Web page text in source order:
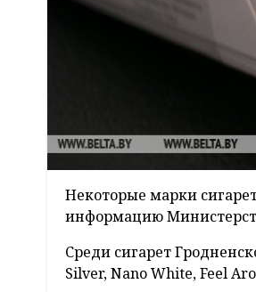
Некоторые марки
информацию
Среди сигарет
Silver, Nano White, Feel